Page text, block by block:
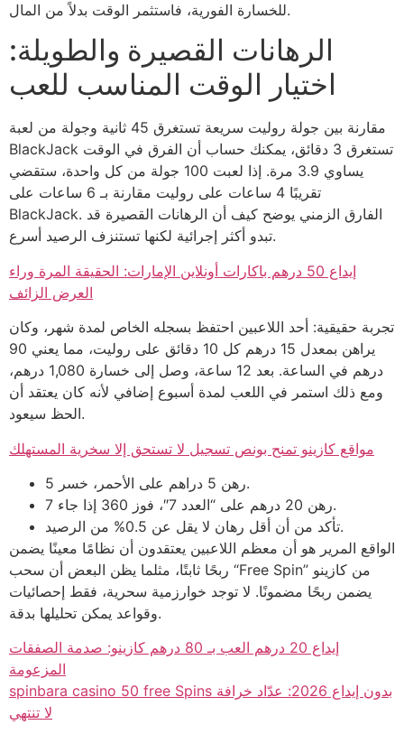
للخسارة الفورية، فاستثمر الوقت بدلاً من المال.
الرهانات القصيرة والطويلة:
اختيار الوقت المناسب للعب
مقارنة بين جولة روليت سريعة تستغرق 45 ثانية وجولة من لعبة
BlackJack تستغرق 3 دقائق، يمكنك حساب أن الفرق في الوقت
يساوي 3.9 مرة. إذا لعبت 100 جولة من كل واحدة، ستقضي
تقريبًا 4 ساعات على روليت مقارنة بـ 6 ساعات على
BlackJack. الفارق الزمني يوضح كيف أن الرهانات القصيرة قد
تبدو أكثر إجرائية لكنها تستنزف الرصيد أسرع.
إيداع 50 درهم باكارات أونلاين الإمارات: الحقيقة المرة وراء
العرض الزائف
تجربة حقيقية: أحد اللاعبين احتفظ بسجله الخاص لمدة شهر، وكان
يراهن بمعدل 15 درهم كل 10 دقائق على روليت، مما يعني 90
درهم في الساعة. بعد 12 ساعة، وصل إلى خسارة 1,080 درهم،
ومع ذلك استمر في اللعب لمدة أسبوع إضافي لأنه كان يعتقد أن
الحظ سيعود.
مواقع كازينو تمنح بونص تسجيل لا تستحق إلا سخرية المستهلك
رهن 5 دراهم على الأحمر، خسر 5.
رهن 20 درهم على “العدد 7″، فوز 360 إذا جاء 7.
تأكد من أن أقل رهان لا يقل عن 0.5% من الرصيد.
الواقع المرير هو أن معظم اللاعبين يعتقدون أن نظامًا معينًا يضمن
ربحًا ثابتًا، مثلما يظن البعض أن سحب “Free Spin” من كازينو
يضمن ربحًا مضمونًا. لا توجد خوارزمية سحرية، فقط إحصائيات
وقواعد يمكن تحليلها بدقة.
إيداع 20 درهم العب بـ 80 درهم كازينو: صدمة الصفقات
المزعومة
spinbara casino 50 free Spins بدون إيداع 2026: عدّاد خرافة
لا تنتهي